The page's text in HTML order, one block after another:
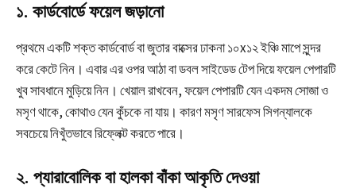
১. কার্ডবোর্ডে ফয়েল জড়ানো
প্রথমে একটি শক্ত কার্ডবোর্ড বা জুতার বাক্সের ঢাকনা ১০x১২ ইঞ্চি মাপে সুন্দর
করে কেটে নিন। এবার এর ওপর আঠা বা ডবল সাইডেড টেপ দিয়ে ফয়েল পেপারটি
খুব সাবধানে মুড়িয়ে নিন। খেয়াল রাখবেন, ফয়েল পেপারটি যেন একদম সোজা ও
মসৃণ থাকে, কোথাও যেন কুঁচকে না যায়। কারণ মসৃণ সারফেস সিগন্যালকে
সবচেয়ে নিখুঁতভাবে রিফ্লেক্ট করতে পারে।
২. প্যারাবোলিক বা হালকা বাঁকা আকৃতি দেওয়া